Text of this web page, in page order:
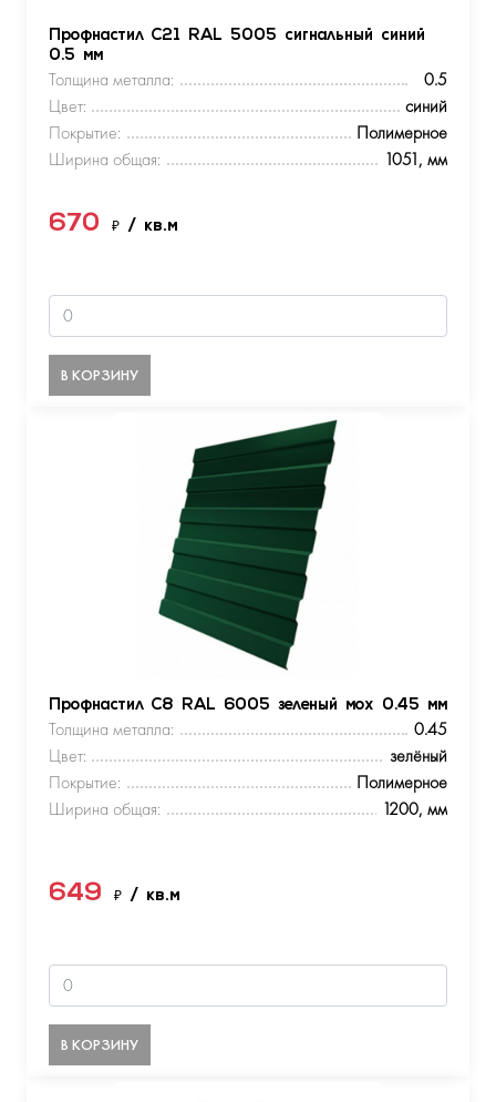
Профнастил С21 RAL 5005 сигнальный синий
0.5 мм
Толщина металла:
0.5
Цвет:
синий
Покрытие:
Полимерное
Ширина общая:
1051, мм
670 ₽ / кв.м
В КОРЗИНУ
Профнастил С8 RAL 6005 зеленый мох 0.45 мм
Толщина металла:
0.45
Цвет:
зелёный
Покрытие:
Полимерное
Ширина общая:
1200, мм
649 ₽ / кв.м
В КОРЗИНУ